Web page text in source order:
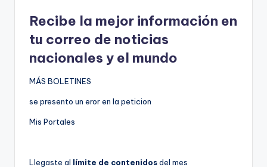
Recibe la mejor información en
tu correo de noticias
nacionales y el mundo
MÁS BOLETINES
se presento un eror en la peticion
Mis Portales
Llegaste al límite de contenidosdel mes